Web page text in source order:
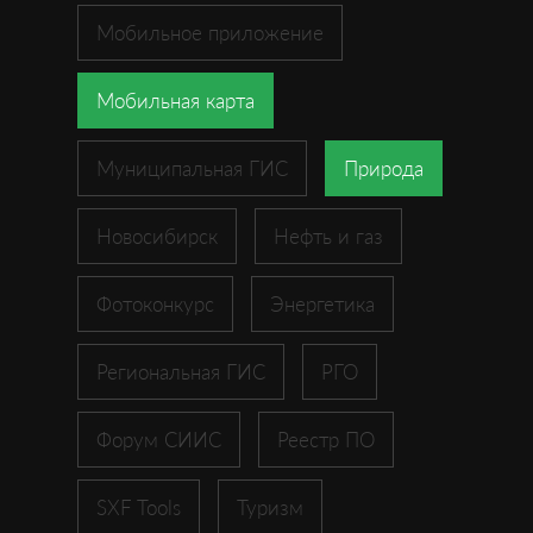
Мобильное приложение
Мобильная карта
Муниципальная ГИС Природа
Новосибирск Нефть и газ
Фотоконкурс Энергетика
Региональная ГИС РГО
Форум СИИС Реестр ПО
SXF Tools Туризм